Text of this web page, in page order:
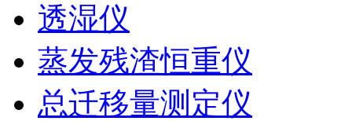
透湿仪
蒸发残渣恒重仪
总迁移量测定仪